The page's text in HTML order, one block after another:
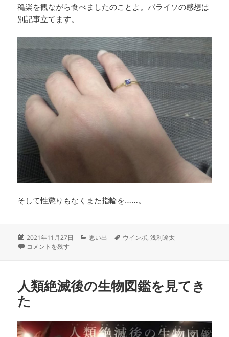
穐楽を観ながら食べましたのことよ。パライソの感想は
別記事立てます。
そして性懲りもなくまた指輪を……。
投
稿
2021年11月27日
カ
思い出
タ
ウインボ,浅利遼太
11/25は誕生日でした に
コメントを残す
人類絶滅後の生物図鑑を見てき
た